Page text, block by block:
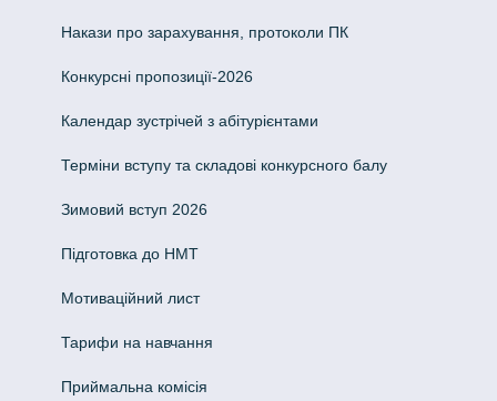
Накази про зарахування, протоколи ПК
Конкурсні пропозиції-2026
Календар зустрічей з абітурієнтами
Терміни вступу та складові конкурсного балу
Зимовий вступ 2026
Підготовка до НМТ
Мотиваційний лист
Тарифи на навчання
Приймальна комісія